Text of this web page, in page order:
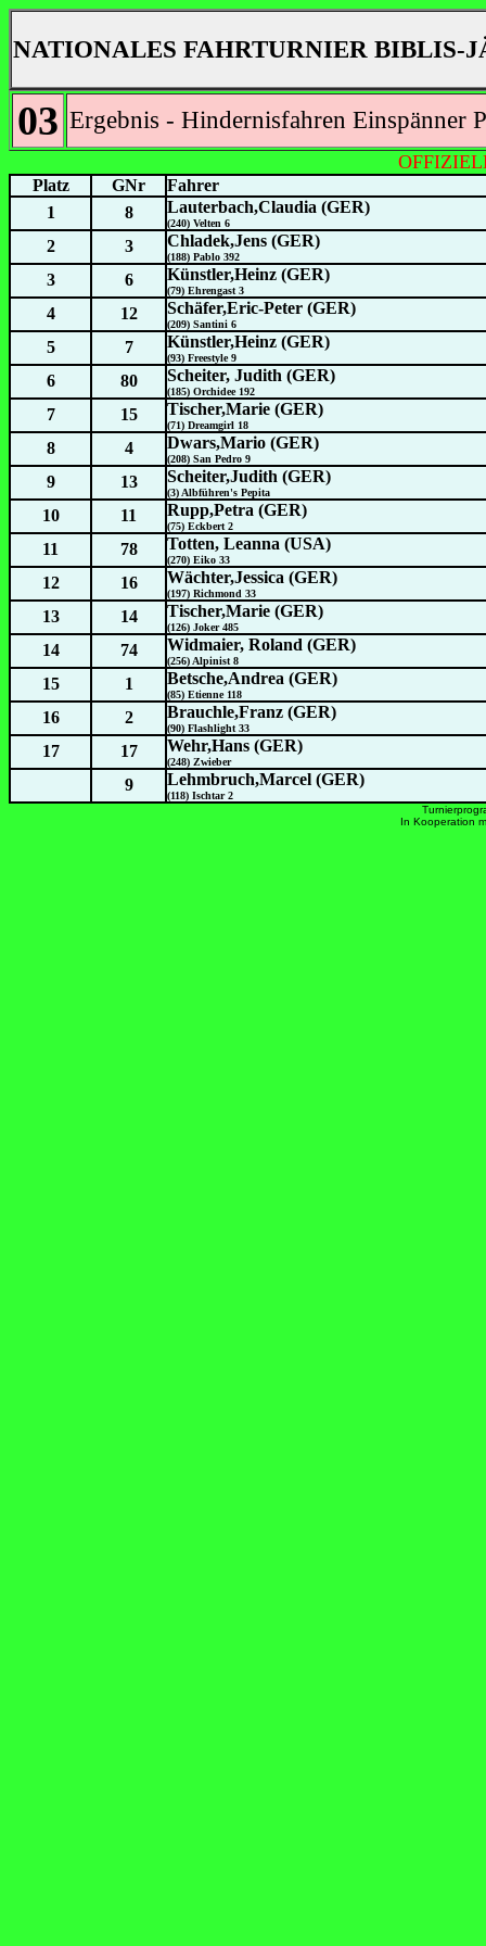
NATIONALES FAHRTURNIER BIBLIS-
03 Ergebnis - Hindernisfahren Einspänner
Platz GNr
Fahrer
1
8 Lauterbach,Claudia (GER)
(240) Velten 6
2 3 Chladek,Jens (GER)
(188) Pablo 392
3 6 Künstler,Heinz (GER)
(79) Ehrengast 3
4 12 Schäfer,Eric-Peter (GER)
(209) Santini 6
5 7 Künstler,Heinz (GER)
(93) Freestyle 9
6 80 Scheiter, Judith (GER)
(185) Orchidee 192
7 15 Tischer,Marie (GER)
(71) Dreamgirl 18
8 4 Dwars,Mario (GER)
(208) San Pedro 9
9 13 Scheiter,Judith (GER)
(3) Albführen's Pepita
10 11 Rupp,Petra (GER)
(75) Eckbert 2
11 78 Totten, Leanna (USA)
(270) Eiko 33
12 16 Wächter,Jessica (GER)
(197) Richmond 33
13 14 Tischer,Marie (GER)
(126) Joker 485
14 74 Widmaier, Roland (GER)
(256) Alpinist 8
15 1 Betsche,Andrea (GER)
(85) Etienne 118
16 2 Brauchle,Franz (GER)
(90) Flashlight 33
17 17 Wehr,Hans (GER)
(248) Zwieber
9 Lehmbruch,Marcel (GER)
(118) Ischtar 2
In Kooperation